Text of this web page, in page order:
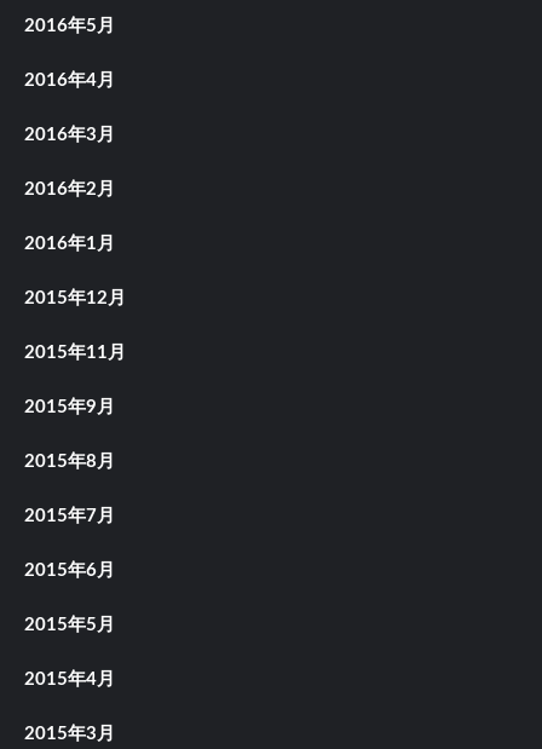
2016年5月
2016年4月
2016年3月
2016年2月
2016年1月
2015年12月
2015年11月
2015年9月
2015年8月
2015年7月
2015年6月
2015年5月
2015年4月
2015年3月